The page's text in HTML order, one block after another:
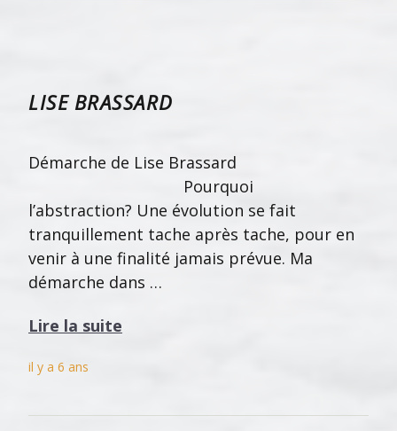
LISE BRASSARD
Démarche de Lise Brassard
Pourquoi
l’abstraction? Une évolution se fait
tranquillement tache après tache, pour en
venir à une finalité jamais prévue. Ma
démarche dans …
Lire la suite
il y a 6 ans